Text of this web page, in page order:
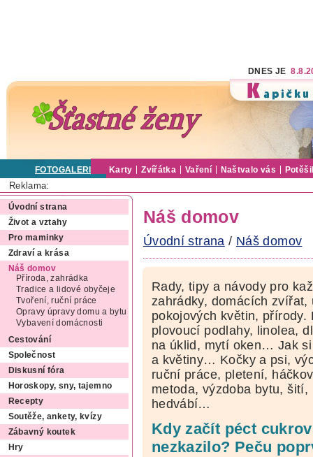
DNES JE
FOTOGALERIE Karty Zvířátka Vaření Naštvalo vás
Reklama:
Úvodní strana
Život a vztahy
Pro maminky
Zdraví a krása
Náš domov
Příroda, zahrádka
Tradice a lidové obyčeje
Tvoření, ruční práce
Opravy úpravy domu a bytu
Vybavení domácnosti
Cestování
Společnost
Diskusní fóra
Horoskopy, sny, tajemno
Recepty
Soutěže, ankety, kvízy
Zábavný koutek
Hry
Náš domov
Úvodní strana / Náš domov
Rady, tipy a návody pro
zahrádky, domácích
pokojových květin,
plovoucí podlahy, linolea,
na úklid, mytí oken… Jak
a květiny… Kočky a psi,
ruční práce, pletení,
metoda, výzdoba bytu,
hedvábí…
Kdy začít péct
nezkazilo? Peču